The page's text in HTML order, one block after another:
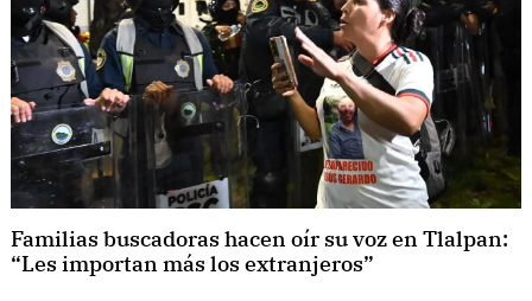
Familias buscadoras hacen oír su voz en Tlalpan:
“Les importan más los extranjeros”